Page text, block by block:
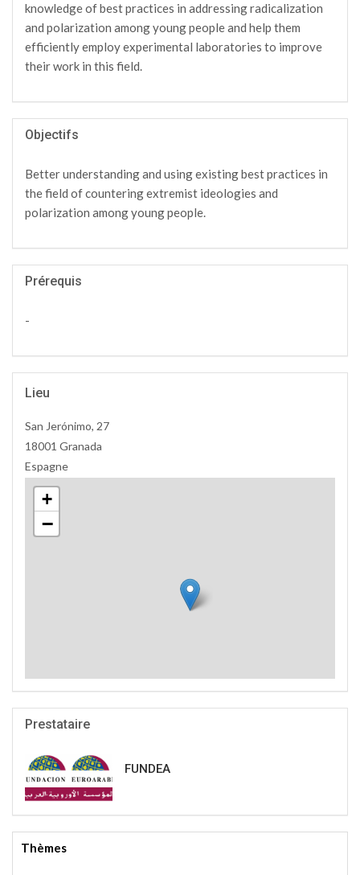
knowledge of best practices in addressing radicalization
and polarization among young people and help them
efficiently employ experimental laboratories to improve
their work in this field.
Objectifs
Better understanding and using existing best practices in
the field of countering extremist ideologies and
polarization among young people.
Prérequis
-
Lieu
San Jerónimo, 27
18001 Granada
Espagne
+
−
Prestataire
FUNDEA
Thèmes